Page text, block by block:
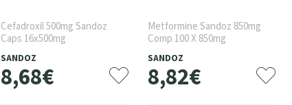
Cefadroxil 500mg Sandoz
Caps 16x500mg
SANDOZ
8,68€
Metformine Sandoz 850mg
Comp 100 X 850mg
SANDOZ
8,82€